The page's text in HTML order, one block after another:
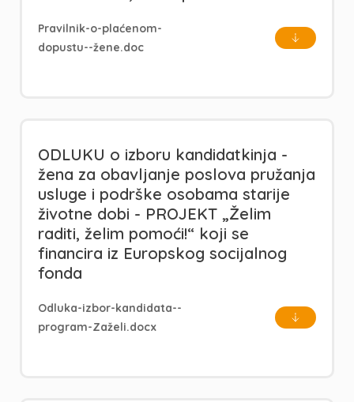
Pravilnik-o-plaćenom-
dopustu--žene.doc
ODLUKU o izboru kandidatkinja -
žena za obavljanje poslova pružanja
usluge i podrške osobama starije
životne dobi - PROJEKT „Želim
raditi, želim pomoći!“ koji se
financira iz Europskog socijalnog
fonda
Odluka-izbor-kandidata--
program-Zaželi.docx